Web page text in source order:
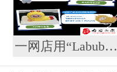
一网店用“Labubu”形象制作蛋糕并销售，被泡泡玛特公司起诉